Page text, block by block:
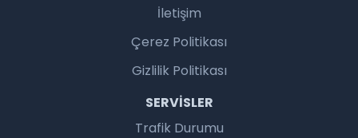
İletişim
Çerez Politikası
Gizlilik Politikası
SERVISLER
Trafik Durumu